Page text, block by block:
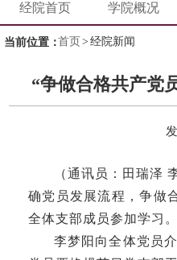
经院首页 学院概况
当前位置：首页 > 经院新闻
“争做合格共产党
（通讯员：田瑞泽
确党员发展流程，争做
全体支部成员参加学习。
李梦阳向全体党员